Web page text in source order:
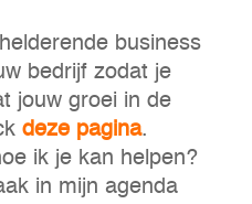
business
bedrijf zodat je
jouw groei in de
deze pagina.
ik je kan helpen?
in mijn agenda